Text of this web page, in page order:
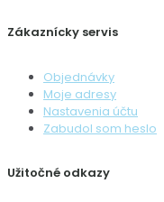
Zákaznícky servis
Objednávky
Moje adresy
Nastavenia účtu
Zabudol som heslo
Užitočné odkazy